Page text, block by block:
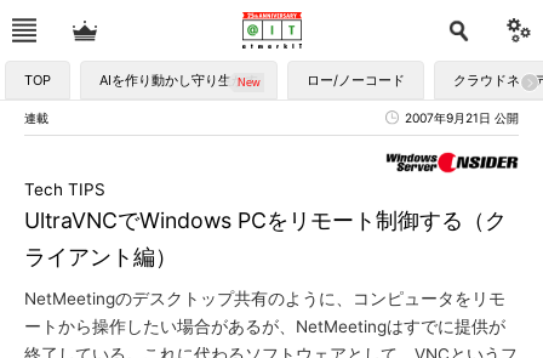
TOP AIを作り動かし守り生かす ロー/ノーコード クラウドネイ
連載 2007年9月21日 公開
UltraVNCでWindows PCをリモート制御する（ク
ライアント編）
Tech TIPS
NetMeetingのデスクトップ共有のように、コンピュータをリモ
ートから操作したい場合があるが、NetMeetingはすでに提供が